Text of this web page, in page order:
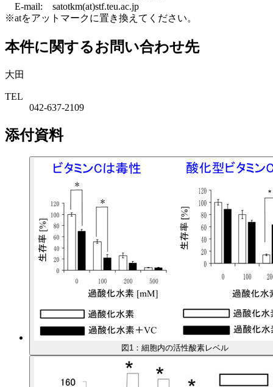
E-mail: satotkm(at)stf.teu.ac.jp
※atをアットマークに置き換えてください。
本件に関するお問い合わせ先
大田
TEL
042-637-2109
添付資料
図1：細胞内の活性酸素レベル